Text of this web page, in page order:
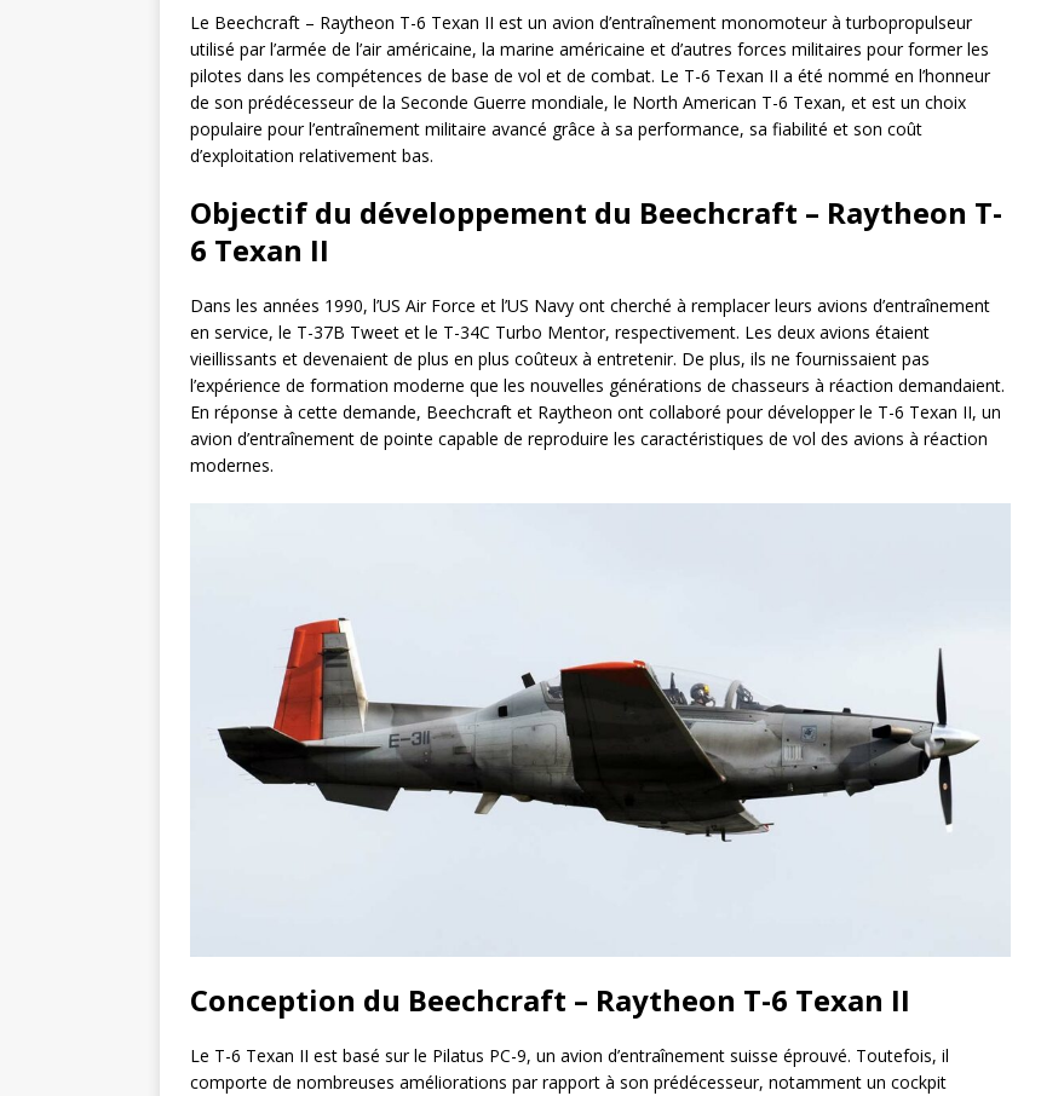
Le Beechcraft – Raytheon T-6 Texan II est un avion d’entraînement monomoteur à turbopropulseur
utilisé par l’armée de l’air américaine, la marine américaine et d’autres forces militaires pour former les
pilotes dans les compétences de base de vol et de combat. Le T-6 Texan II a été nommé en l’honneur
de son prédécesseur de la Seconde Guerre mondiale, le North American T-6 Texan, et est un choix
populaire pour l’entraînement militaire avancé grâce à sa performance, sa fiabilité et son coût
d’exploitation relativement bas.
Objectif du développement du Beechcraft – Raytheon T-
6 Texan II
Dans les années 1990, l’US Air Force et l’US Navy ont cherché à remplacer leurs avions d’entraînement
en service, le T-37B Tweet et le T-34C Turbo Mentor, respectivement. Les deux avions étaient
vieillissants et devenaient de plus en plus coûteux à entretenir. De plus, ils ne fournissaient pas
l’expérience de formation moderne que les nouvelles générations de chasseurs à réaction demandaient.
En réponse à cette demande, Beechcraft et Raytheon ont collaboré pour développer le T-6 Texan II, un
avion d’entraînement de pointe capable de reproduire les caractéristiques de vol des avions à réaction
modernes.
Conception du Beechcraft – Raytheon T-6 Texan II
Le T-6 Texan II est basé sur le Pilatus PC-9, un avion d’entraînement suisse éprouvé. Toutefois, il
comporte de nombreuses améliorations par rapport à son prédécesseur, notamment un cockpit